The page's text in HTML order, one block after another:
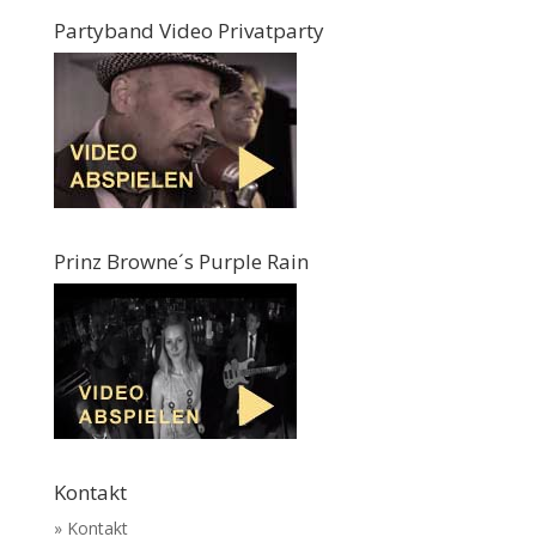
Partyband Video Privatparty
Prinz Browne´s Purple Rain
Kontakt
» Kontakt